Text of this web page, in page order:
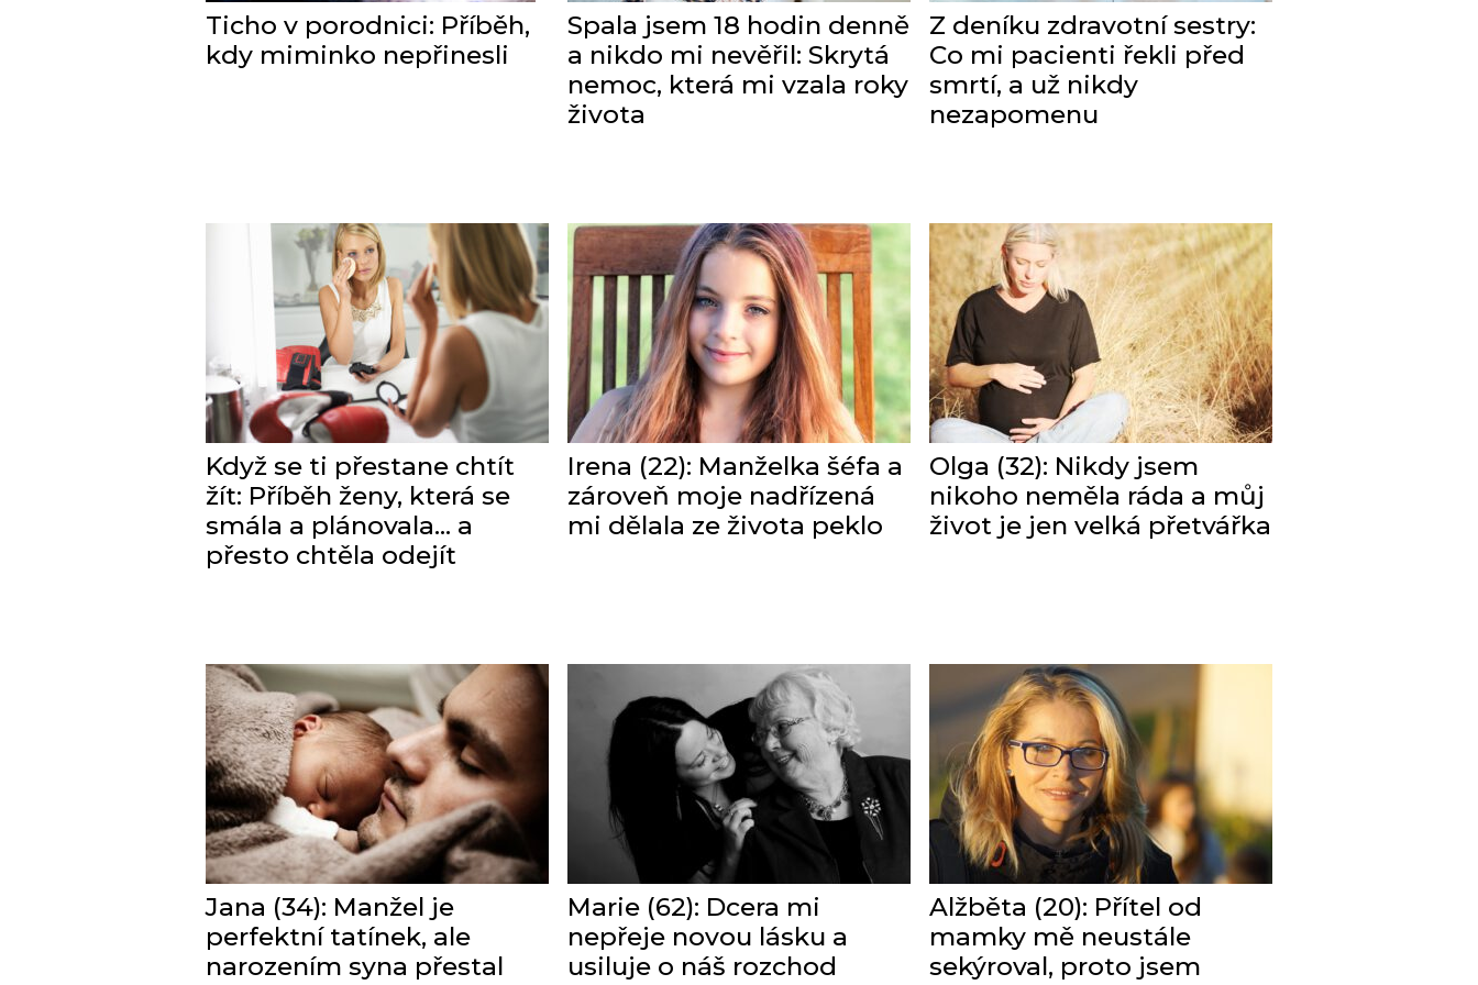
Ticho v porodnici: Příběh,
kdy miminko nepřinesli
Spala jsem 18 hodin denně
a nikdo mi nevěřil: Skrytá
nemoc, která mi vzala roky
života
Z deníku zdravotní sestry:
Co mi pacienti řekli před
smrtí, a už nikdy
nezapomenu
Když se ti přestane chtít
žít: Příběh ženy, která se
smála a plánovala… a
přesto chtěla odejít
Irena (22): Manželka šéfa a
zároveň moje nadřízená
mi dělala ze života peklo
Olga (32): Nikdy jsem
nikoho neměla ráda a můj
život je jen velká přetvářka
Jana (34): Manžel je
perfektní tatínek, ale
narozením syna přestal
Marie (62): Dcera mi
nepřeje novou lásku a
usiluje o náš rozchod
Alžběta (20): Přítel od
mamky mě neustále
sekýroval, proto jsem